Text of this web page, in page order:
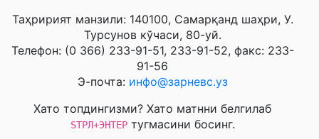
Таҳририят манзили: 140100, Самарқанд шаҳри, У.
Турсунов кўчаси, 80-уй.
Телефон: (0 366) 233-91-51, 233-91-52, факс: 233-
91-56
Э-почта: инфо@зарневс.уз
Хато топдингизми? Хато матнни белгилаб
SТРЛ+ЭНТЕРтугмасини босинг.